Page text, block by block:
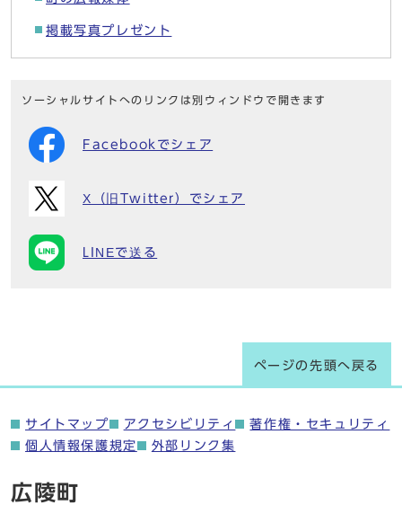
掲載写真プレゼント
ソーシャルサイトへのリンクは別ウィンドウで開きます
Facebookでシェア
X（旧Twitter）でシェア
LINEで送る
ページの先頭へ戻る
サイトマップ アクセシビリティ
著作権・セキュリティ
個人情報保護規定
外部リンク集
広陵町